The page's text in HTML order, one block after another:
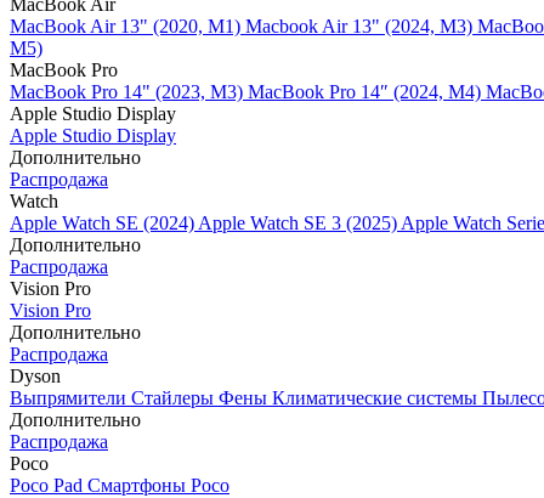
MacBook Air
MacBook Air 13" (2020, M1) Macbook Air 13" (2024, M3)
M5)
MacBook Pro
MacBook Pro 14" (2023, M3) MacBook Pro 14″ (2024, M4)
Apple Studio Display
Apple Studio Display
Дополнительно
Распродажа
Watch
Apple Watch SE (2024) Apple Watch SE 3 (2025) Apple Watch
Дополнительно
Распродажа
Vision Pro
Vision Pro
Дополнительно
Распродажа
Dyson
Выпрямители Стайлеры Фены Климатические системы
Дополнительно
Распродажа
Poco
Poco Pad Смартфоны Poco